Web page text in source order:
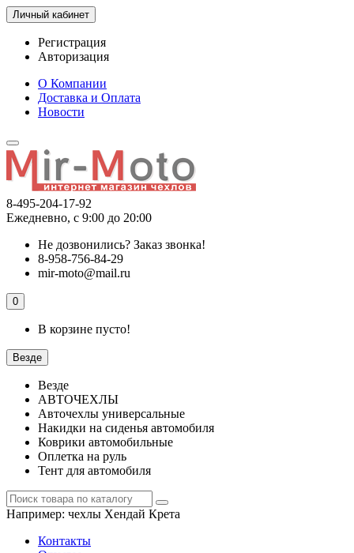
Личный кабинет
Регистрация
Авторизация
О Компании
Доставка и Оплата
Новости
8-495-204-17-92
Ежедневно, с 9:00 до 20:00
Не дозвонились? Заказ звонка!
8-958-756-84-29
mir-moto@mail.ru
0
В корзине пусто!
Везде
Везде
АВТОЧЕХЛЫ
Авточехлы универсальные
Накидки на сиденья автомобиля
Коврики автомобильные
Оплетка на руль
Тент для автомобиля
Например: чехлы Хендай Крета
Контакты